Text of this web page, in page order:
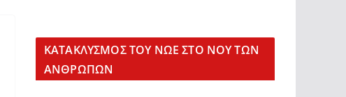
KΑΤΑΚΛΥΣΜΟΣ ΤΟΥ ΝΩΕ ΣΤΟ ΝΟΥ ΤΩΝ
ΑΝΘΡΩΠΩΝ